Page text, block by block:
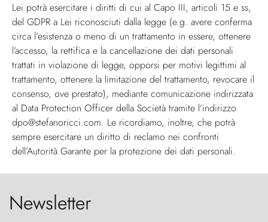
Lei potrà esercitare i diritti di cui al Capo III, articoli 15 e ss,
del GDPR a Lei riconosciuti dalla legge (e.g. avere conferma
circa l’esistenza o meno di un trattamento in essere, ottenere
l’accesso, la rettifica e la cancellazione dei dati personali
trattati in violazione di legge, opporsi per motivi legittimi al
trattamento, ottenere la limitazione del trattamento, revocare il
consenso, ove prestato), mediante comunicazione indirizzata
al Data Protection Officer della Società tramite l’indirizzo
dpo@stefanoricci.com. Le ricordiamo, inoltre, che potrà
sempre esercitare un diritto di reclamo nei confronti
dell’Autorità Garante per la protezione dei dati personali.
Newsletter